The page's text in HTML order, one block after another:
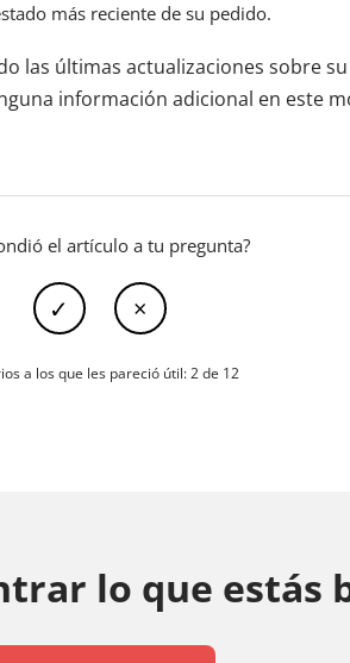
más reciente de su pedido.
las últimas actualizaciones sobre
información adicional en este
el artículo a tu pregunta?
a los que les pareció útil: 2 de 12
lo que estás